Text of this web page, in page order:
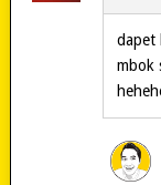
dapet
mbok